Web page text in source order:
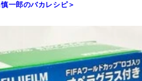
一郎のバカレシピ＞